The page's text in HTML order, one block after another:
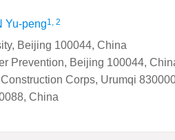
Yu-peng1, 2
Beijing 100044, China
Prevention, Beijing 100044,
Corps, Urumqi
China